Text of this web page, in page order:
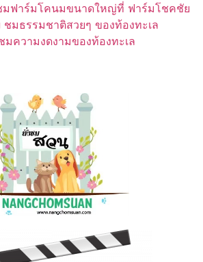
มฟาร์มโคนมขนาดใหญ่ที่ ฟาร์มโชคชัย
ชมธรรมชาติสวยๆ ของท้องทะเล
มความงดงามของท้องทะเล